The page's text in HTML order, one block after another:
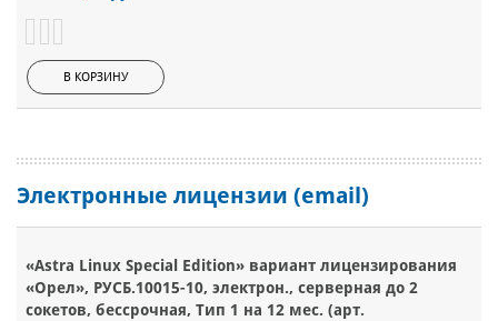
В КОРЗИНУ
Электронные лицензии (email)
«Astra Linux Special Edition» вариант лицензирования
«Орел», РУСБ.10015-10, электрон., серверная до 2
сокетов, бессрочная, Тип 1 на 12 мес. (арт.